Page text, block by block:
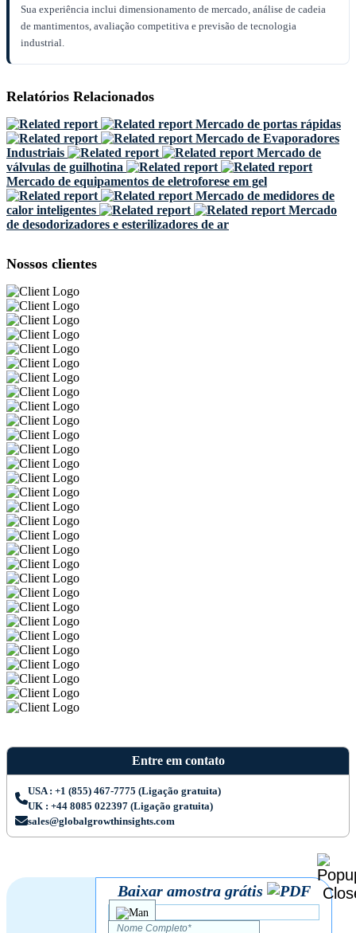
Sua experiência inclui dimensionamento de mercado, análise de cadeia
de mantimentos, avaliação competitiva e previsão de tecnologia
industrial.
Relatórios Relacionados
Mercado de portas rápidas
Mercado de Evaporadores
Industriais
Mercado de
válvulas de guilhotina
Mercado de equipamentos de eletroforese em gel
Mercado de medidores de
calor inteligentes
Mercado
de desodorizadores e esterilizadores de ar
Nossos clientes
Entre em contato
USA : +1 (855) 467-7775 (Ligação gratuita)
UK : +44 8085 022397 (Ligação gratuita)
sales@globalgrowthinsights.com
Baixar amostra grátis